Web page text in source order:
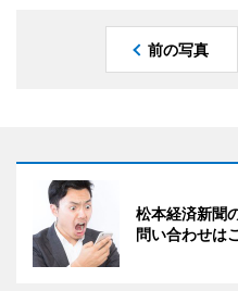
前の写真
松本経済新聞
問い合わせは